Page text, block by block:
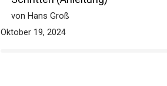
von Hans Groß
Oktober 19, 2024